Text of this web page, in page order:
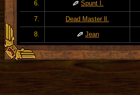
6. Spunt I.
7. Dead Master ll.
8. Jean